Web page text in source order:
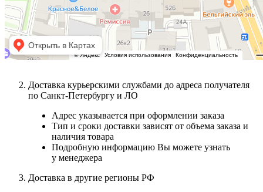
Доставка курьерскими службами до адреса получателя
по Санкт-Петербургу и ЛО
Адрес указывается при оформлении заказа
Тип и сроки доставки зависят от объема заказа и
наличия товара
Подробную информацию Вы можете узнать
у менеджера
Доставка в другие регионы РФ